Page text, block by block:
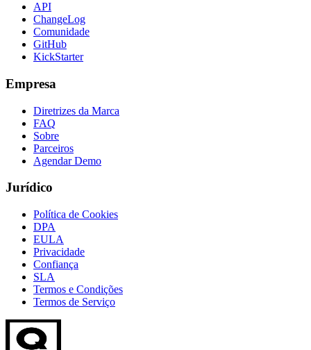
API
ChangeLog
Comunidade
GitHub
KickStarter
Empresa
Diretrizes da Marca
FAQ
Sobre
Parceiros
Agendar Demo
Jurídico
Política de Cookies
DPA
EULA
Privacidade
Confiança
SLA
Termos e Condições
Termos de Serviço